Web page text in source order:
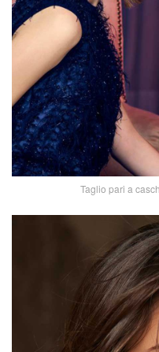
Taglio pari a